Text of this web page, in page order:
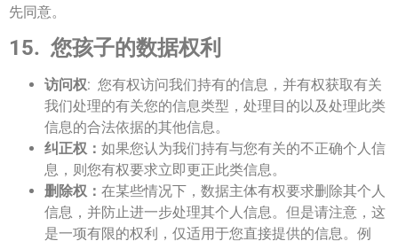
先同意。
15. 您孩子的数据权利
访问权: 您有权访问我们持有的信息，并有权获取有关
我们处理的有关您的信息类型，处理目的以及处理此类
信息的合法依据的其他信息。
纠正权： 如果您认为我们持有与您有关的不正确个人信
息，则您有权要求立即更正此类信息。
删除权： 在某些情况下，数据主体有权要求删除其个人
信息，并防止进一步处理其个人信息。但是请注意，这
是一项有限的权利，仅适用于您直接提供的信息。例